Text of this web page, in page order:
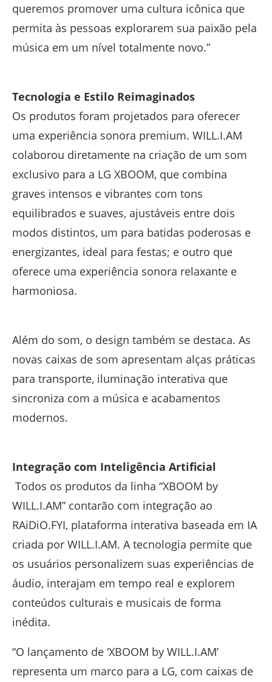
queremos promover uma cultura icônica que
permita às pessoas explorarem sua paixão pela
música em um nível totalmente novo.”
Tecnologia e Estilo Reimaginados
Os produtos foram projetados para oferecer
uma experiência sonora premium. WILL.I.AM
colaborou diretamente na criação de um som
exclusivo para a LG XBOOM, que combina
graves intensos e vibrantes com tons
equilibrados e suaves, ajustáveis entre dois
modos distintos, um para batidas poderosas e
energizantes, ideal para festas; e outro que
oferece uma experiência sonora relaxante e
harmoniosa.
Além do som, o design também se destaca. As
novas caixas de som apresentam alças práticas
para transporte, iluminação interativa que
sincroniza com a música e acabamentos
modernos.
Integração com Inteligência Artificial
Todos os produtos da linha “XBOOM by
WILL.I.AM” contarão com integração ao
RAiDiO.FYI, plataforma interativa baseada em IA
criada por WILL.I.AM. A tecnologia permite que
os usuários personalizem suas experiências de
áudio, interajam em tempo real e explorem
conteúdos culturais e musicais de forma
inédita.
“O lançamento de ‘XBOOM by WILL.I.AM’
representa um marco para a LG, com caixas de